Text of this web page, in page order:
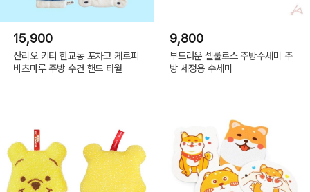
15,900
산리오 키티 한교동 포차코 케로피
바츠마루 주방 수건 핸드 타월
9,800
부드러운 셀룰로스 주방수세미 주
방 세정용 수세미